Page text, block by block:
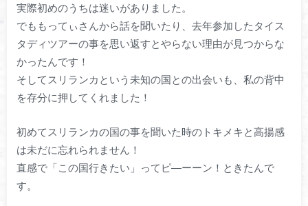
実際初めのうちは迷いがありました。
でももってぃさんから話を聞いたり、去年参加したタイス
タディツアーの事を思い返すとやらない理由が見つからな
かったんです！
そしてスリランカという未知の国との出会いも、私の背中
を存分に押してくれました！
初めてスリランカの国の事を聞いた時のトキメキと高揚感
は未だに忘れられません！
直感で「この国行きたい」ってピ―ーーン！ときたんで
す。